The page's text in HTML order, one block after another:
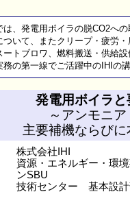
、発電用ボイラの脱CO2へ
いて、またクリープ・疲労
トブロワ、燃料搬送・供給
の第一線でご活躍中のIHIの
発電用ボイラ
～アンモニ
主要補機ならび
株式会社IHI
資源・エネルギー・環
ンSBU
技術センター 基本設